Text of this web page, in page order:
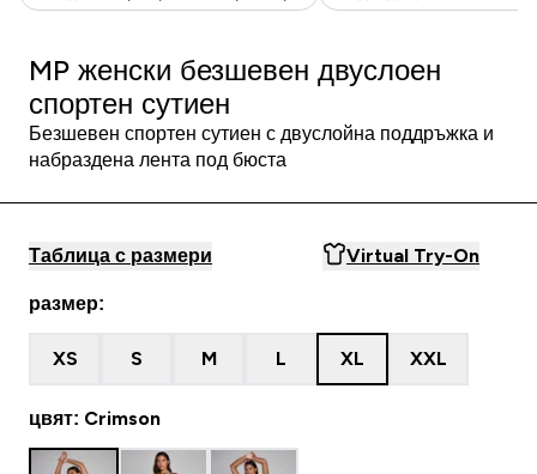
MP женски безшевен двуслоен
спортен сутиен
Безшевен спортен сутиен с двуслойна поддръжка и
набраздена лента под бюста
Таблица с размери Virtual Try-On
размер:
XS S M L XL XXL
цвят: Crimson